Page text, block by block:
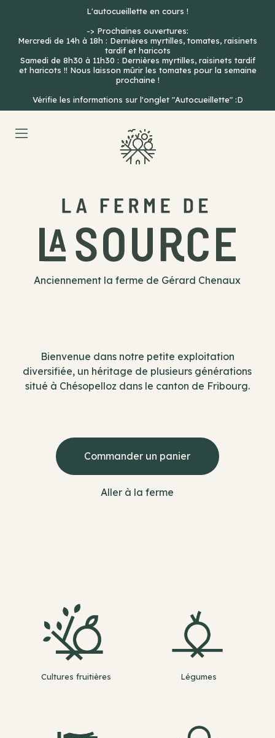
content
L'autocueillette en cours !
-> Prochaines ouvertures:
Mercredi de 14h à 18h : Dernières myrtilles, tomates, raisinets
tardif et haricots
Samedi de 8h30 à 11h30 : Dernières myrtilles, raisinets tardif
et haricots !! Nous laisson mûrir les tomates pour la semaine
prochaine !
Vérifie les informations sur l'onglet "Autocueillette" :D
la
Chésopelloz
Anciennement la ferme de Gérard Chenaux
Bienvenue dans notre petite exploitation
diversifiée, un héritage de plusieurs générations
situé à Chésopelloz dans le canton de Fribourg.
Commander un panier
Aller à la ferme
Cultures fruitières Légumes